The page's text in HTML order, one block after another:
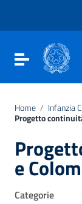
Vai al footer
Attiva /
Home / Infanzia
Progetto
e
Categorie